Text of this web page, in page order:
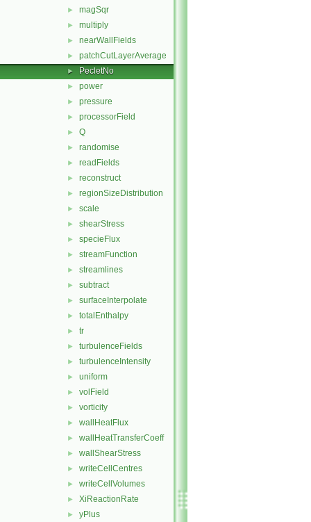
► magSqr
► multiply
► nearWallFields
► patchCutLayerAverage
► PecletNo
► power
► pressure
► processorField
► Q
► randomise
► readFields
► reconstruct
► regionSizeDistribution
► scale
► shearStress
► specieFlux
► streamFunction
► streamlines
► subtract
► surfaceInterpolate
► totalEnthalpy
► tr
► turbulenceFields
► turbulenceIntensity
► uniform
► volField
► vorticity
► wallHeatFlux
► wallHeatTransferCoeff
► wallShearStress
► writeCellCentres
► writeCellVolumes
► XiReactionRate
► yPlus